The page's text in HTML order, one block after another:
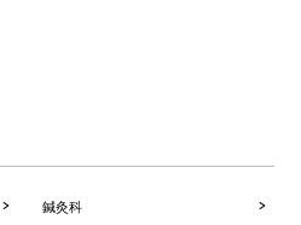
鍼灸科